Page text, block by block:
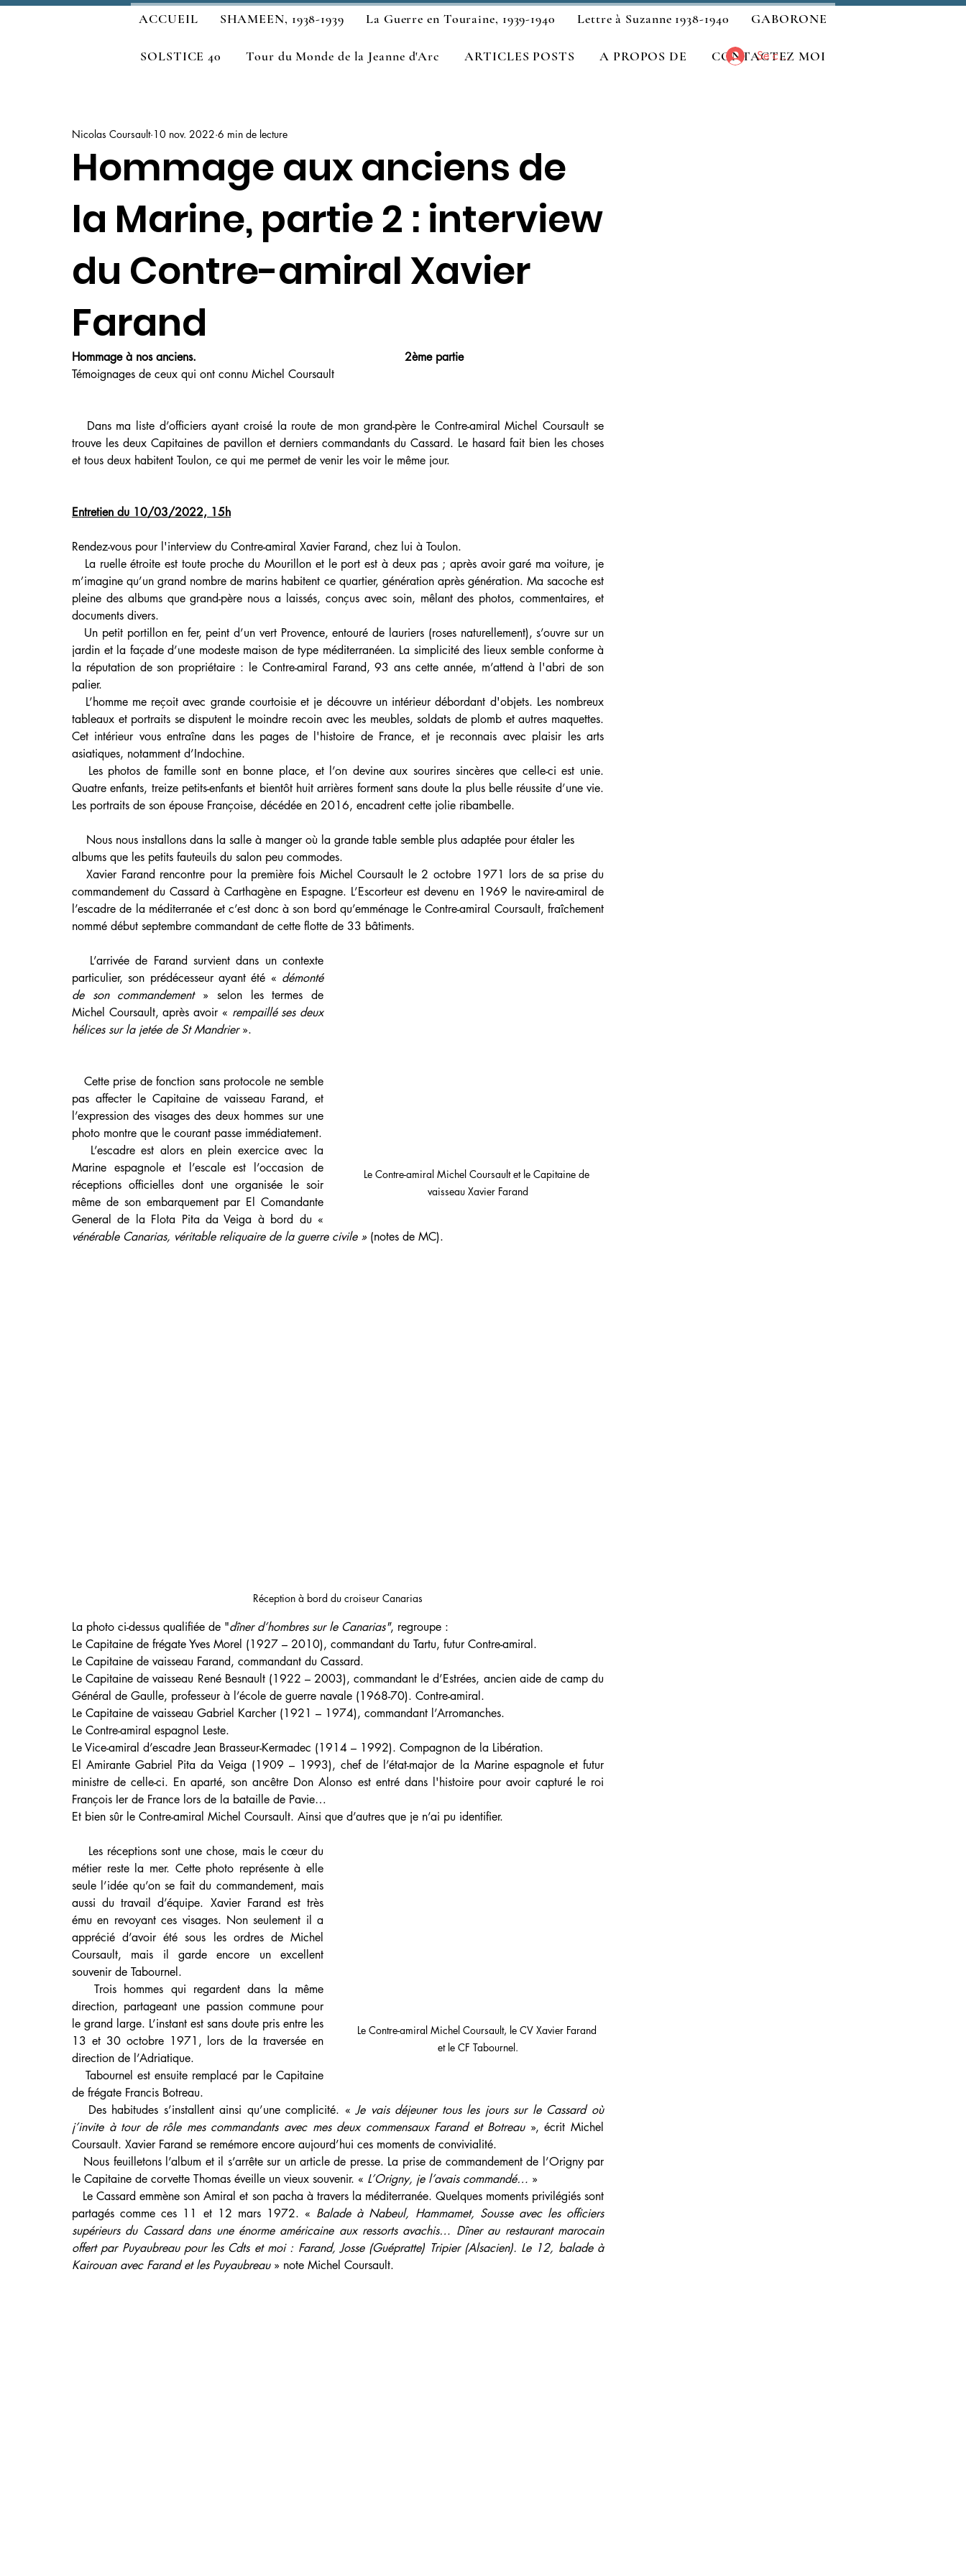
ACCUEIL SHAMEEN, 1938-1939 La Guerre en Touraine, 1939-1940 Lettre à Suzanne 1938-1940 GABORONE
SOLSTICE 40 Tour du Monde de la Jeanne d'Arc ARTICLES POSTS A PROPOS DE CONTACTEZ MOI
Se connecter
Hommage aux anciens de
la Marine, partie 2 : interview
du Contre-amiral Xavier
Farand
Nicolas Coursault 10 nov. 2022 6 min de lecture
Hommage à nos anciens.                                                          2ème partie
Témoignages de ceux qui ont connu Michel Coursault
trouve les deux Capitaines de pavillon et derniers commandants du Cassard. Le hasard fait bien les choses
et tous deux habitent Toulon, ce qui me permet de venir les voir le même jour.
Entretien du 10/03/2022, 15h
Rendez-vous pour l'interview du Contre-amiral Xavier Farand, chez lui à Toulon.
m’imagine qu’un grand nombre de marins habitent ce quartier, génération après génération. Ma sacoche est
pleine des albums que grand-père nous a laissés, conçus avec soin, mêlant des photos, commentaires, et
documents divers.
jardin et la façade d’une modeste maison de type méditerranéen. La simplicité des lieux semble conforme à
la réputation de son propriétaire : le Contre-amiral Farand, 93 ans cette année, m’attend à l'abri de son
palier.
tableaux et portraits se disputent le moindre recoin avec les meubles, soldats de plomb et autres maquettes.
Cet intérieur vous entraîne dans les pages de l'histoire de France, et je reconnais avec plaisir les arts
asiatiques, notamment d’Indochine.
Quatre enfants, treize petits-enfants et bientôt huit arrières forment sans doute la plus belle réussite d’une vie.
Les portraits de son épouse Françoise, décédée en 2016, encadrent cette jolie ribambelle.
    Nous nous installons dans la salle à manger où la grande table semble plus adaptée pour étaler les
albums que les petits fauteuils du salon peu commodes.
commandement du Cassard à Carthagène en Espagne. L’Escorteur est devenu en 1969 le navire-amiral de
l’escadre de la méditerranée et c’est donc à son bord qu’emménage le Contre-amiral Coursault, fraîchement
nommé début septembre commandant de cette flotte de 33 bâtiments.
Le Contre-amiral Michel Coursault et le Capitaine de
vaisseau Xavier Farand
particulier, son prédécesseur ayant été « démonté
de son commandement » selon les termes de
Michel Coursault, après avoir « rempaillé ses deux
hélices sur la jetée de St Mandrier ».
pas affecter le Capitaine de vaisseau Farand, et
l’expression des visages des deux hommes sur une
Marine espagnole et l’escale est l’occasion de
réceptions officielles dont une organisée le soir
même de son embarquement par El Comandante
vénérable Canarias, véritable reliquaire de la guerre civile » (notes de MC).
Réception à bord du croiseur Canarias
La photo ci-dessus qualifiée de "dîner d’hombres sur le Canarias", regroupe :
Le Capitaine de frégate Yves Morel (1927 – 2010), commandant du Tartu, futur Contre-amiral.
Le Capitaine de vaisseau Farand, commandant du Cassard.
Le Capitaine de vaisseau René Besnault (1922 – 2003), commandant le d’Estrées, ancien aide de camp du
Général de Gaulle, professeur à l’école de guerre navale (1968-70). Contre-amiral.
Le Capitaine de vaisseau Gabriel Karcher (1921 – 1974), commandant l’Arromanches.
Le Contre-amiral espagnol Leste.
Le Vice-amiral d’escadre Jean Brasseur-Kermadec (1914 – 1992). Compagnon de la Libération.
El Amirante Gabriel Pita da Veiga (1909 – 1993), chef de l’état-major de la Marine espagnole et futur
ministre de celle-ci. En aparté, son ancêtre Don Alonso est entré dans l'histoire pour avoir capturé le roi
François Ier de France lors de la bataille de Pavie…
Et bien sûr le Contre-amiral Michel Coursault. Ainsi que d’autres que je n’ai pu identifier.
Le Contre-amiral Michel Coursault, le CV Xavier Farand
et le CF Tabournel.
métier reste la mer. Cette photo représente à elle
seule l’idée qu’on se fait du commandement, mais
aussi du travail d’équipe. Xavier Farand est très
ému en revoyant ces visages. Non seulement il a
apprécié d’avoir été sous les ordres de Michel
Coursault, mais il garde encore un excellent
souvenir de Tabournel.
direction, partageant une passion commune pour
le grand large. L’instant est sans doute pris entre les
13 et 30 octobre 1971, lors de la traversée en
direction de l’Adriatique.
de frégate Francis Botreau.
   Des habitudes s’installent ainsi qu’une complicité. «
Je vais déjeuner tous les jours sur le Cassard où
j’invite à tour de rôle mes commandants avec mes deux commensaux Farand et Botreau », écrit Michel
Coursault. Xavier Farand se remémore encore aujourd’hui ces moments de convivialité.
le Capitaine de corvette Thomas éveille un vieux souvenir. « L’Origny, je l’avais commandé… »
partagés comme ces 11 et 12 mars 1972. « Balade à Nabeul, Hammamet, Sousse avec les officiers
supérieurs du Cassard dans une énorme américaine aux ressorts avachis… Dîner au restaurant marocain
offert par Puyaubreau pour les Cdts et moi : Farand, Josse (Guépratte) Tripier (Alsacien). Le 12, balade à
Kairouan avec Farand et les Puyaubreau » note Michel Coursault.